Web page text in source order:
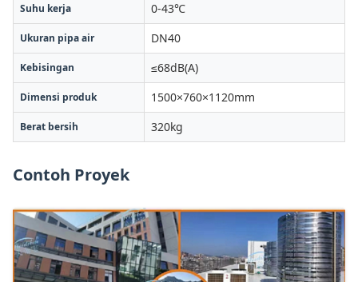
Suhu kerja 0-43℃
Ukuran pipa air DN40
Kebisingan ≤68dB(A)
Dimensi produk 1500×760×1120mm
Berat bersih 320kg
Contoh Proyek